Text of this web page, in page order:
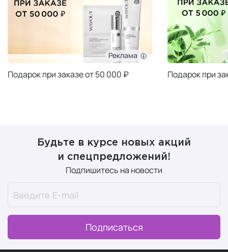
Реклама
Подарок при заказе от 50 000 ₽ Подарок при
Будьте в курсе новых акций
и спецпредложений!
Подпишитесь на новости
Подписаться